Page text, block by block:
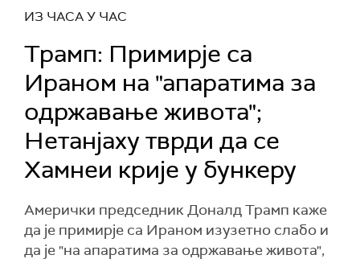
ИЗ ЧАСА У ЧАС
Трамп: Примирје са
Ираном на "апаратима за
одржавање живота";
Нетанјаху тврди да се
Хамнеи крије у бункеру
Амерички председник Доналд Трамп каже
да је примирје са Ираном изузетно слабо и
да је "на апаратима за одржавање живота",